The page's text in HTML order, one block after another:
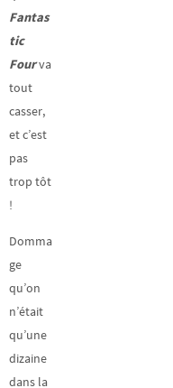
Fantas
tic
Fourva
tout
casser,
et c’est
pas
trop tôt
!
Domma
ge
qu’on
n’était
qu’une
dizaine
dans la